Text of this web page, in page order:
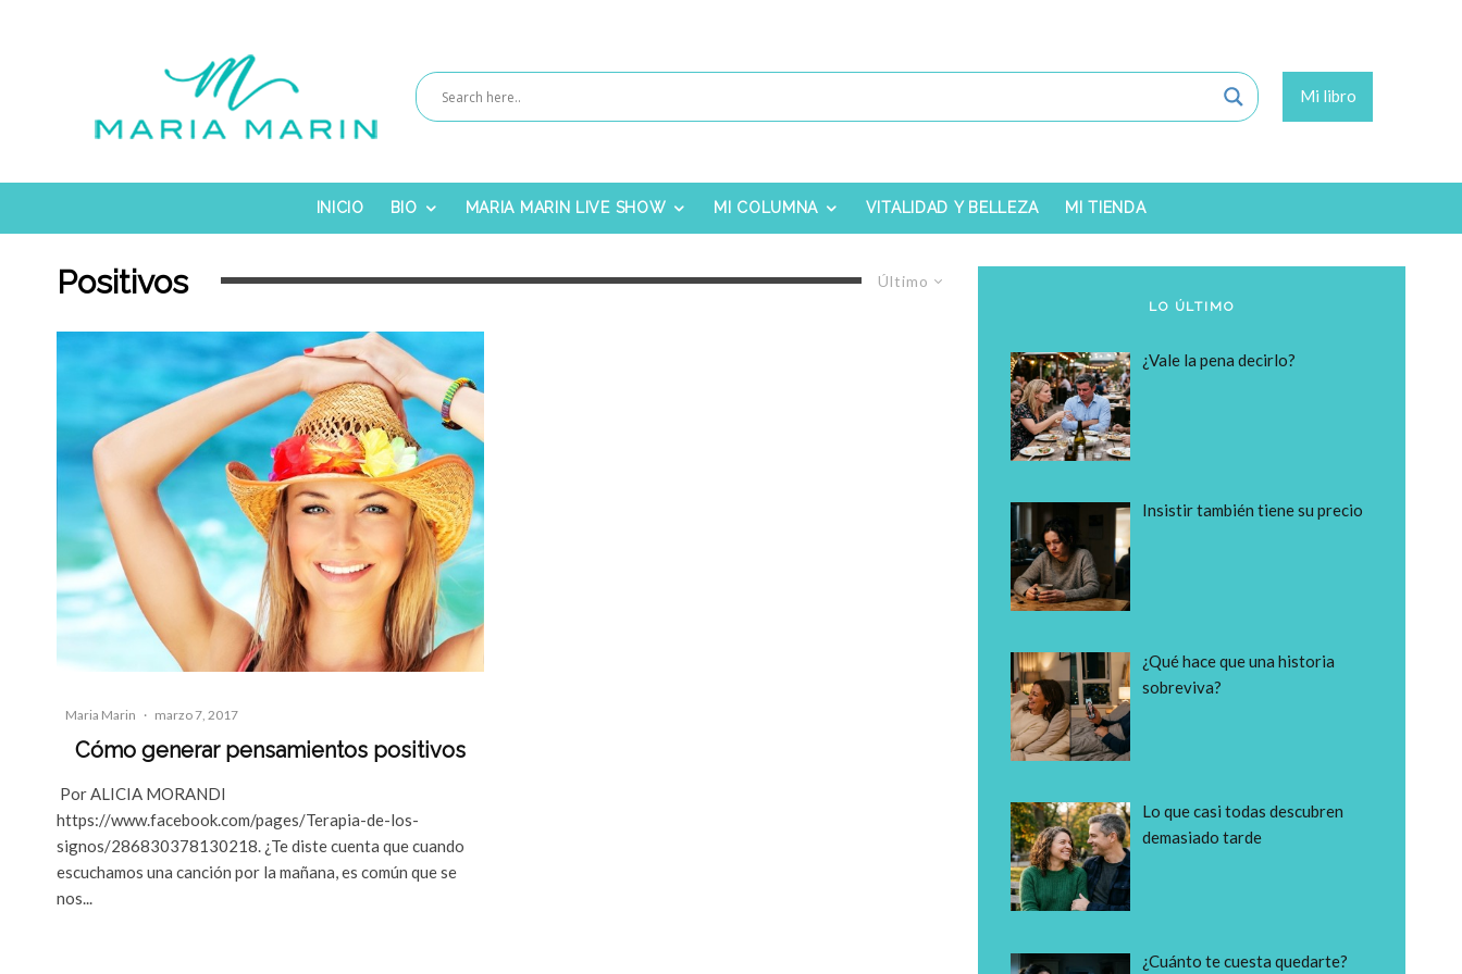
Mi libro
INICIO BIO MARIA MARIN LIVE SHOW MI COLUMNA VITALIDAD Y BELLEZA MI TIENDA
Último
Positivos
Maria Marin · marzo 7, 2017
Cómo generar pensamientos positivos
Por ALICIA MORANDI
https://www.facebook.com/pages/Terapia-de-los-
signos/286830378130218. ¿Te diste cuenta que cuando
escuchamos una canción por la mañana, es común que se
nos...
LO ÚLTIMO
¿Vale la pena decirlo?
Insistir también tiene su precio
¿Qué hace que una historia
sobreviva?
Lo que casi todas descubren
demasiado tarde
¿Cuánto te cuesta quedarte?